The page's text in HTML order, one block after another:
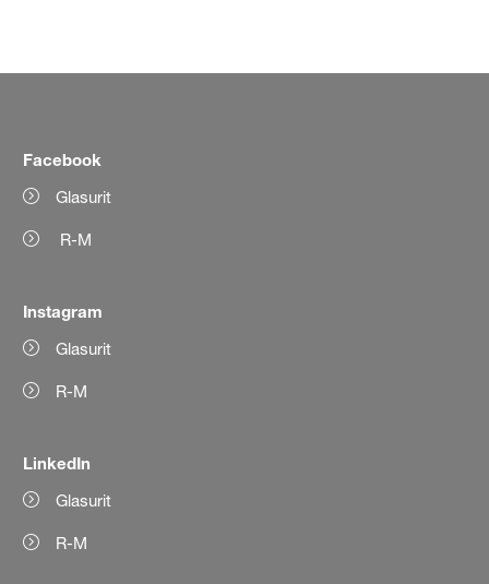
Facebook
Glasurit
R-M
Instagram
Glasurit
R-M
LinkedIn
Glasurit
R-M